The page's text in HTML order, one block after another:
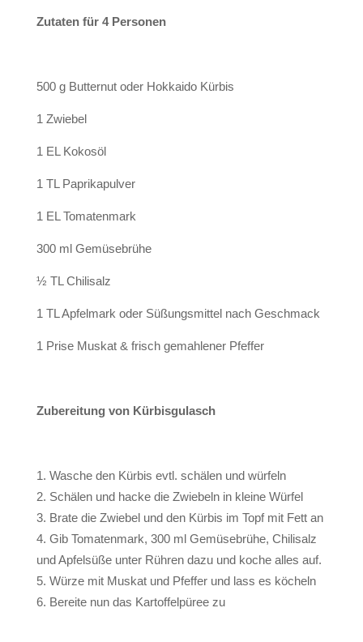
Zutaten für 4 Personen
500 g Butternut oder Hokkaido Kürbis
1 Zwiebel
1 EL Kokosöl
1 TL Paprikapulver
1 EL Tomatenmark
300 ml Gemüsebrühe
½ TL Chilisalz
1 TL Apfelmark oder Süßungsmittel nach Geschmack
1 Prise Muskat & frisch gemahlener Pfeffer
Zubereitung von Kürbisgulasch
Wasche den Kürbis evtl. schälen und würfeln
Schälen und hacke die Zwiebeln in kleine Würfel
Brate die Zwiebel und den Kürbis im Topf mit Fett an
Gib Tomatenmark, 300 ml Gemüsebrühe, Chilisalz
und Apfelsüße unter Rühren dazu und koche alles auf.
Würze mit Muskat und Pfeffer und lass es köcheln
Bereite nun das Kartoffelpüree zu